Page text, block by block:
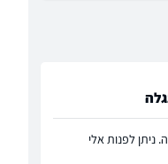
ניתן לפנות אלי